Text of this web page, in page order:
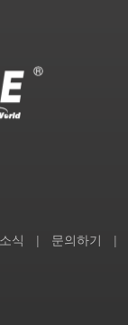
소식 | 문의하기
|